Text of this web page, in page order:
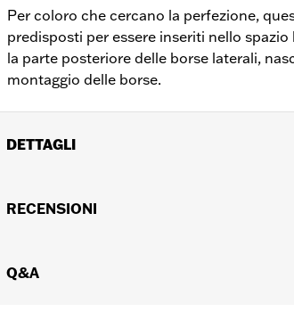
Per coloro che cercano la perfezione,
predisposti per essere inseriti nello
la parte posteriore delle borse laterali,
montaggio delle borse.
DETTAGLI
FLHS ‘93). (Non compatibile con modelli
Istruzioni di installazione
RECENSIONI
Q&A